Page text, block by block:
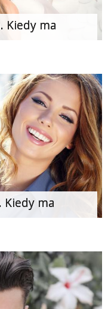
Kiedy ma
Kiedy ma